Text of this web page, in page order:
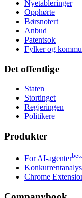
Nyetableringer
Opphørte
Børsnotert
Anbud
Patentsok
Fylker og
Det offentlige
Staten
Stortinget
Regjeringen
Politikere
Produkter
For AI-agenter
Chrome